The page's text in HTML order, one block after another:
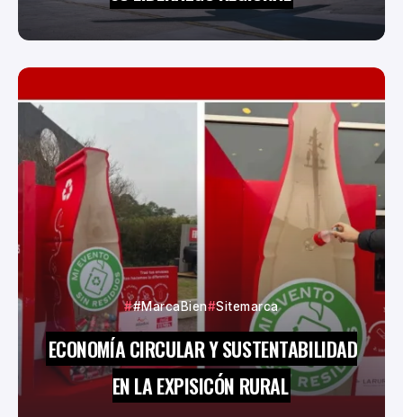
#MarcaBien Sitemarca
ECONOMÍA CIRCULAR Y SUSTENTABILIDAD
EN LA EXPISICÓN RURAL